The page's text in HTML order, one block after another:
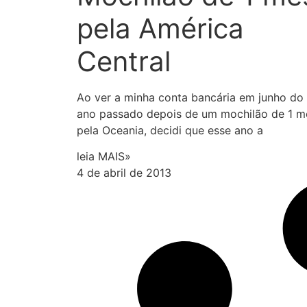
pela América
Central
Ao ver a minha conta bancária em junho do
ano passado depois de um mochilão de 1
pela Oceania, decidi que esse ano a
leia MAIS»
4 de abril de 2013